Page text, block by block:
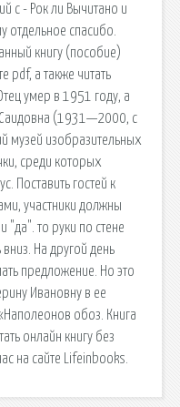
c - Рок ли Вычитано и
отдельное спасибо.
книгу (пособие)
pdf, а также читать
умер в 1951 году, а
(1931—2000, с
музей изобразительных
среди которых
Поставить гостей к
участники должны
"да". то руки по стене
вниз. На другой день
предложение. Но это
Ивановну в ее
обоз. Книга
онлайн книгу без
на сайте Lifeinbooks.